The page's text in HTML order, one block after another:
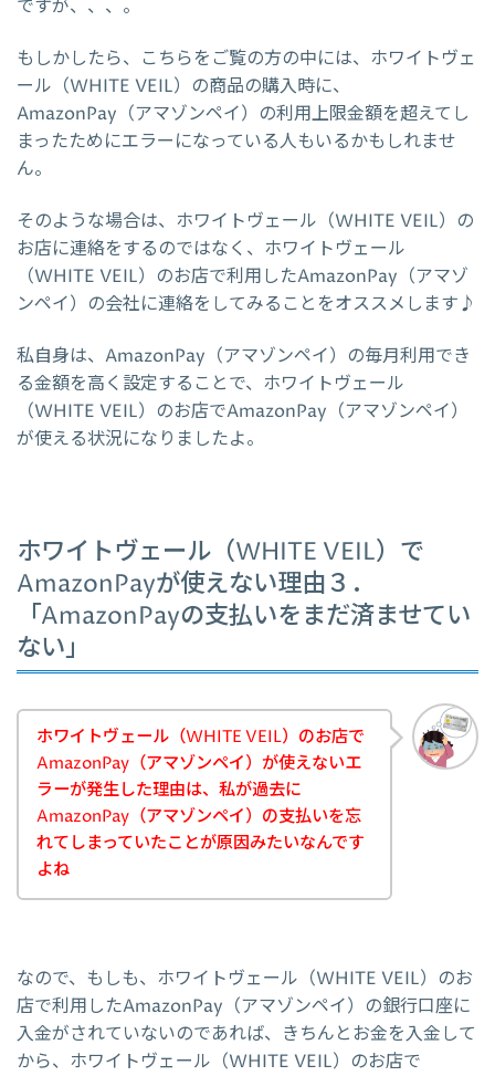
ですが、、、。
もしかしたら、こちらをご覧の方の中には、ホワイトヴェ
ール（WHITE VEIL）の商品の購入時に、
AmazonPay（アマゾンペイ）の利用上限金額を超えてし
まったためにエラーになっている人もいるかもしれませ
ん。
そのような場合は、ホワイトヴェール（WHITE VEIL）の
お店に連絡をするのではなく、ホワイトヴェール
（WHITE VEIL）のお店で利用したAmazonPay（アマゾ
ンペイ）の会社に連絡をしてみることをオススメします♪
私自身は、AmazonPay（アマゾンペイ）の毎月利用でき
る金額を高く設定することで、ホワイトヴェール
（WHITE VEIL）のお店でAmazonPay（アマゾンペイ）
が使える状況になりましたよ。
ホワイトヴェール（WHITE VEIL）で
AmazonPayが使えない理由３．
「AmazonPayの支払いをまだ済ませてい
ない」
ホワイトヴェール（WHITE VEIL）のお店で
AmazonPay（アマゾンペイ）が使えないエ
ラーが発生した理由は、私が過去に
AmazonPay（アマゾンペイ）の支払いを忘
れてしまっていたことが原因みたいなんです
よね
なので、もしも、ホワイトヴェール（WHITE VEIL）のお
店で利用したAmazonPay（アマゾンペイ）の銀行口座に
入金がされていないのであれば、きちんとお金を入金して
から、ホワイトヴェール（WHITE VEIL）のお店で